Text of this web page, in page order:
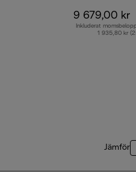
9 679,00 kr
Inkluderat
1 935,80 kr
Jämför